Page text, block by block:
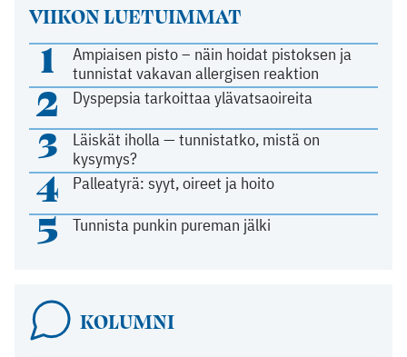
VIIKON LUETUIMMAT
1
Ampiaisen pisto – näin hoidat pistoksen ja
tunnistat vakavan allergisen reaktion
2 Dyspepsia tarkoittaa ylävatsaoireita
3
Läiskät iholla — tunnistatko, mistä on
kysymys?
4 Palleatyrä: syyt, oireet ja hoito
5 Tunnista punkin pureman jälki
KOLUMNI